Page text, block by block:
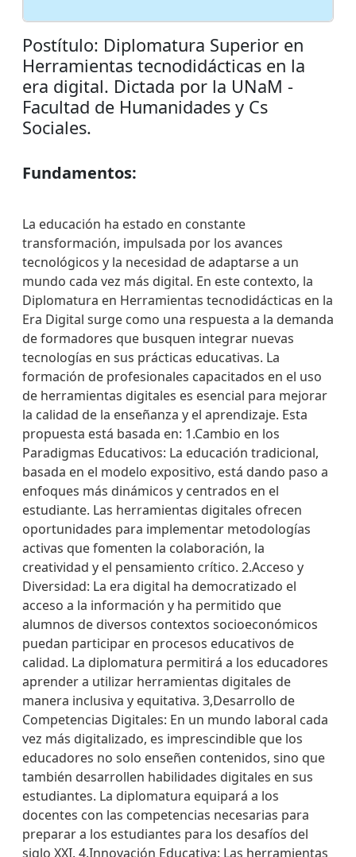
Postítulo: Diplomatura Superior en
Herramientas tecnodidácticas en la
era digital. Dictada por la UNaM -
Facultad de Humanidades y Cs
Sociales.
Fundamentos:
La educación ha estado en constante
transformación, impulsada por los avances
tecnológicos y la necesidad de adaptarse a un
mundo cada vez más digital. En este contexto, la
Diplomatura en Herramientas tecnodidácticas en la
Era Digital surge como una respuesta a la demanda
de formadores que busquen integrar nuevas
tecnologías en sus prácticas educativas. La
formación de profesionales capacitados en el uso
de herramientas digitales es esencial para mejorar
la calidad de la enseñanza y el aprendizaje. Esta
propuesta está basada en: 1.Cambio en los
Paradigmas Educativos: La educación tradicional,
basada en el modelo expositivo, está dando paso a
enfoques más dinámicos y centrados en el
estudiante. Las herramientas digitales ofrecen
oportunidades para implementar metodologías
activas que fomenten la colaboración, la
creatividad y el pensamiento crítico. 2.Acceso y
Diversidad: La era digital ha democratizado el
acceso a la información y ha permitido que
alumnos de diversos contextos socioeconómicos
puedan participar en procesos educativos de
calidad. La diplomatura permitirá a los educadores
aprender a utilizar herramientas digitales de
manera inclusiva y equitativa. 3,Desarrollo de
Competencias Digitales: En un mundo laboral cada
vez más digitalizado, es imprescindible que los
educadores no solo enseñen contenidos, sino que
también desarrollen habilidades digitales en sus
estudiantes. La diplomatura equipará a los
docentes con las competencias necesarias para
preparar a los estudiantes para los desafíos del
siglo XXI. 4.Innovación Educativa: Las herramientas